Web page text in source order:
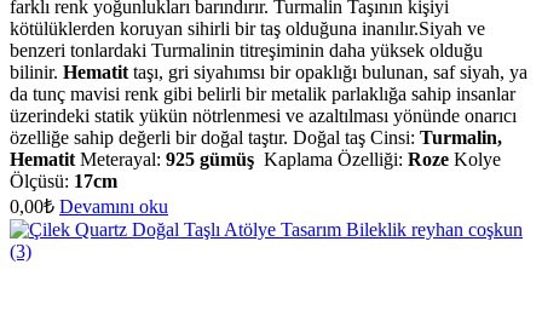
farklı renk yoğunlukları barındırır. Turmalin Taşının kişiyi
kötülüklerden koruyan sihirli bir taş olduğuna inanılır.Siyah ve
benzeri tonlardaki Turmalinin titreşiminin daha yüksek olduğu
bilinir. Hematit taşı, gri siyahımsı bir opaklığı bulunan, saf siyah, ya
da tunç mavisi renk gibi belirli bir metalik parlaklığa sahip insanlar
üzerindeki statik yükün nötrlenmesi ve azaltılması yönünde onarıcı
özelliğe sahip değerli bir doğal taştır. Doğal taş Cinsi: Turmalin,
Hematit Meterayal: 925 gümüş Kaplama Özelliği: Roze Kolye
Ölçüsü: 17cm
0,00₺ Devamını oku